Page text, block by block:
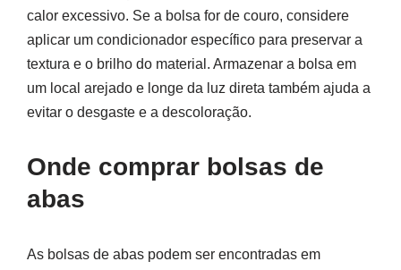
calor excessivo. Se a bolsa for de couro, considere
aplicar um condicionador específico para preservar a
textura e o brilho do material. Armazenar a bolsa em
um local arejado e longe da luz direta também ajuda a
evitar o desgaste e a descoloração.
Onde comprar bolsas de
abas
As bolsas de abas podem ser encontradas em